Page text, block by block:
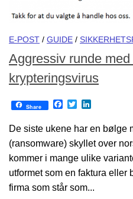
E-POST / GUIDE /
Aggressiv runde
krypteringsvirus
Share Facebook
Twitter
De siste ukene har en bølge
(ransomware) skyllet over
kommer i mange ulike
utformet som en faktura
firma som står som...